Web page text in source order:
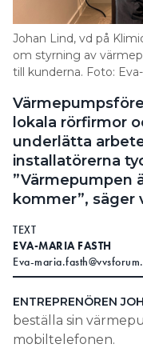
SEARCH
Johan Lind, vd på
om styrning av
till kunderna. Foto:
lokala rörfirmor
underlätta
installatörerna
”Värmepumpen
kommer”, säger
TEXT
EVA-MARIA FASTH
Eva-
ENTREPRENÖREN
beställa sin
mobiltelefonen.